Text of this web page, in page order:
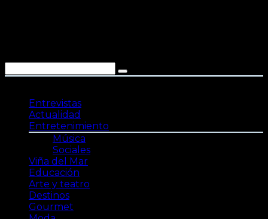
Entrevistas
Actualidad
Entretenimiento
Música
Sociales
Viña del Mar
Educación
Arte y teatro
Destinos
Gourmet